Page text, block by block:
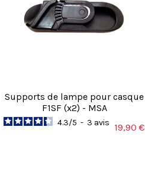
Supports de lampe pour casque
F1SF (x2) - MSA
4.3/5 - 3 avis 19,90 €